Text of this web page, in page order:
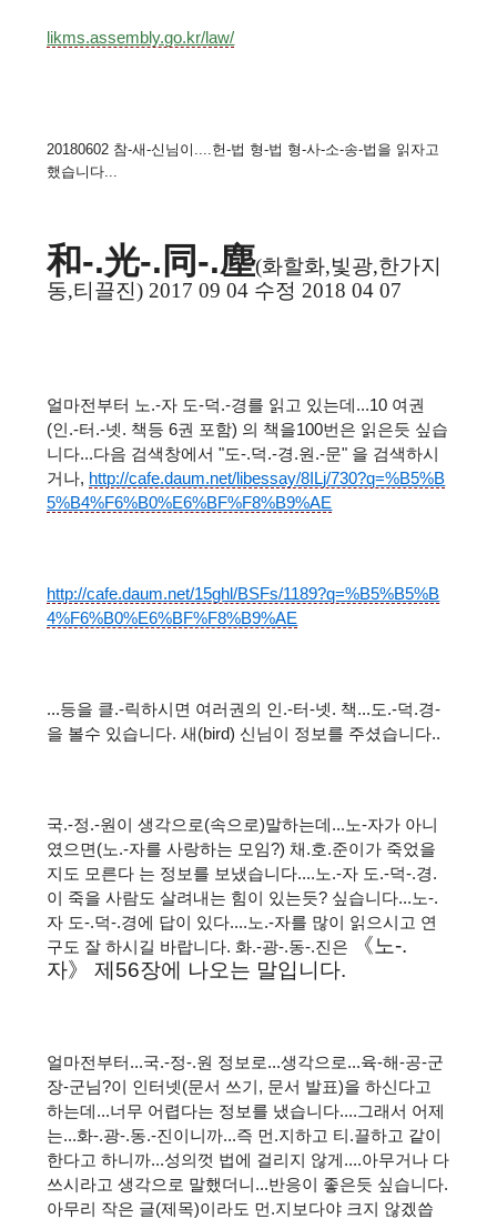
likms.assembly.go.kr/law/
20180602 참-새-신님이....헌-법 형-법 형-사-소-송-법을 읽자고
했습니다...
和-.光-.同-.塵(화할화,빛광,한가지
동,티끌진) 2017 09 04 수정 2018 04 07
얼마전부터 노.-자 도-덕.-경를 읽고 있는데...10 여권
(인.-터.-넷. 책등 6권 포함) 의 책을100번은 읽은듯 싶습
니다...다음 검색창에서 "도-.덕.-경.원.-문" 을 검색하시
거나, http://cafe.daum.net/libessay/8ILj/730?q=%B5%B
5%B4%F6%B0%E6%BF%F8%B9%AE
http://cafe.daum.net/15ghl/BSFs/1189?q=%B5%B5%B
4%F6%B0%E6%BF%F8%B9%AE
...등을 클.-릭하시면 여러권의 인.-터-넷. 책...도.-덕.경-
을 볼수 있습니다. 새(bird) 신님이 정보를 주셨습니다..
국.-정.-원이 생각으로(속으로)말하는데...노-자가 아니
였으면(노.-자를 사랑하는 모임?) 채.호.준이가 죽었을
지도 모른다 는 정보를 보냈습니다....노.-자 도.-덕-.경.
이 죽을 사람도 살려내는 힘이 있는듯? 싶습니다...노-.
자 도-.덕-.경에 답이 있다....노.-자를 많이 읽으시고 연
구도 잘 하시길 바랍니다. 화.-광-.동-.진은
《노-.
자》제 56장에 나오는 말입니다.
얼마전부터...국.-정-.원 정보로...생각으로...육-해-공-군
장-군님?이 인터넷(문서 쓰기, 문서 발표)을 하신다고
하는데...너무 어렵다는 정보를 냈습니다....그래서 어제
는...화-.광-.동.-진이니까...즉 먼.지하고 티.끌하고 같이
한다고 하니까...성의껏 법에 걸리지 않게....아무거나 다
쓰시라고 생각으로 말했더니...반응이 좋은듯 싶습니다.
아무리 작은 글(제목)이라도 먼.지보다야 크지 않겠씁